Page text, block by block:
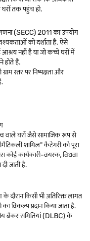
तक पहुंच हो.
(SECC) 2011 का उपयोग
को दर्शाता है. ऐसे
आश्रय नहीं है या जो कच्चे घरों में
होते हैं.
ग्राम स्तर पर निष्पक्षता और
घरों जैसे सामाजिक रूप से
शामिल" कैटेगरी को पूरा
कोई कार्यकारी-वयस्क, विधवा
जाती है.
के दौरान किसी भी अतिरिक्त लागत
प्रदान किया जाता है.
बैंकर समितियां (DLBC) के